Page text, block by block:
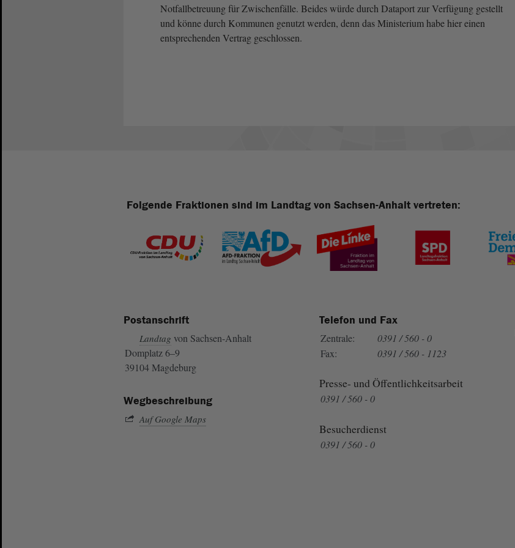
Notfallbetreuung für Zwischenfälle. Beides würde durch Dataport zur Verfügung gestellt
und könne durch Kommunen genutzt werden, denn das Ministerium habe hier einen
entsprechenden Vertrag geschlossen.
Folgende Fraktionen sind im Landtag von Sachsen-Anhalt vertreten:
Postanschrift
Landtag von Sachsen-Anhalt
Domplatz 6–9
39104 Magdeburg
Wegbeschreibung
Auf Google Maps
Telefon und Fax
Zentrale:
0391 / 560 - 0
Fax:
0391 / 560 - 1123
Presse- und Öffentlichkeitsarbeit
0391 / 560 - 0
Besucherdienst
0391 / 560 - 0